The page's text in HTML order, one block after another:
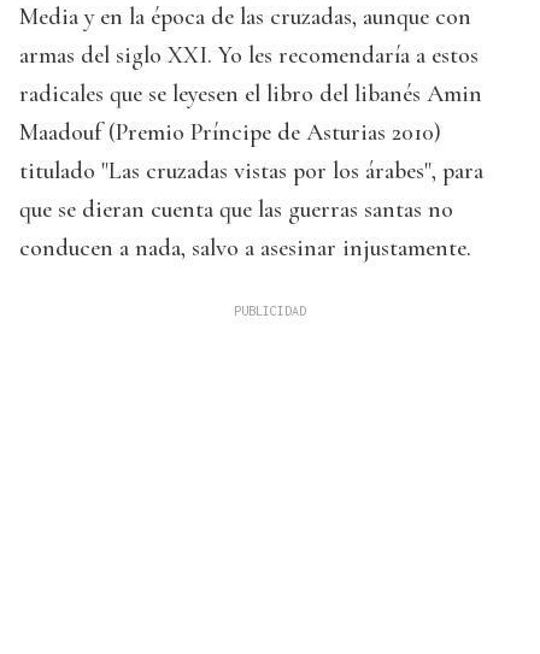
Media y en la época de las cruzadas, aunque con
armas del siglo XXI. Yo les recomendaría a estos
radicales que se leyesen el libro del libanés Amin
Maadouf (Premio Príncipe de Asturias 2010)
titulado "Las cruzadas vistas por los árabes", para
que se dieran cuenta que las guerras santas no
conducen a nada, salvo a asesinar injustamente.